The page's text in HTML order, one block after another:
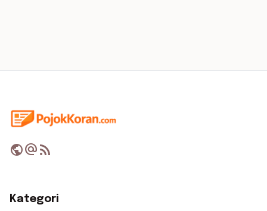
publicalternate_emailrss_feed
Kategori